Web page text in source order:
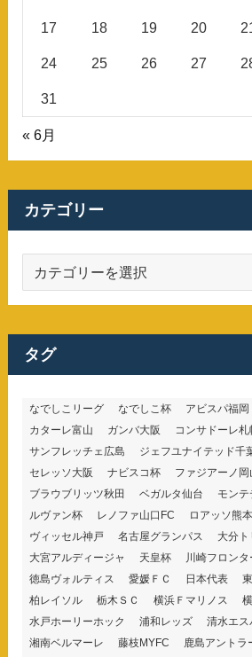
17 18 19 20
24 25 26 27
31
« 6月
カテゴリー
ゴ
ー
タグ
なでしこリーグ なでしこ杯 アビスパ福岡
カターレ富山
ガンバ大阪 コンサドーレ札
サンフレッチェ広島
ジェフユナイテッド千
セレッソ大阪
ナビスコ杯
ファジアーノ岡
ブラウブリッツ秋田
ベガルタ仙台
モン
ルヴァン杯
レノファ山口FC ロアッソ熊本
ヴィッセル神戸
名古屋グランパス
大分ト
大宮アルディージャ
天皇杯
川崎フロンタ
徳島ヴォルティス
愛媛ＦＣ 日本代表
柏レイソル
栃木ＳＣ 横浜Ｆマリノス
水戸ホーリーホック
浦和レッズ
清水エス
湘南ベルマーレ
藤枝MYFC 鹿島アントラ